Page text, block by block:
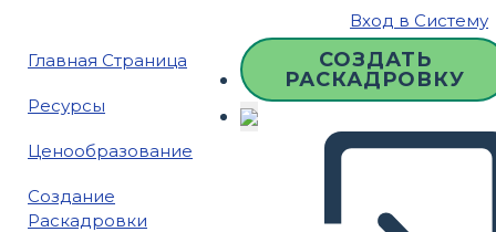
Вход в Систему
Главная Страница
Ресурсы
Ценообразование
Создание
Раскадровки
СОЗДАТЬ
РАСКАДРОВКУ